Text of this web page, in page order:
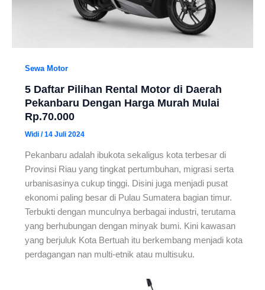
Sewa Motor
5 Daftar Pilihan Rental Motor di Daerah
Pekanbaru Dengan Harga Murah Mulai
Rp.70.000
Widi /14 Juli 2024
Pekanbaru adalah ibukota sekaligus kota terbesar di
Provinsi Riau yang tingkat pertumbuhan, migrasi serta
urbanisasinya cukup tinggi. Disini juga menjadi pusat
ekonomi paling besar di Pulau Sumatera bagian timur.
Terbukti dengan munculnya berbagai industri, terutama
yang berhubungan dengan minyak bumi. Kini kawasan
yang berjuluk Kota Bertuah itu berkembang menjadi kota
perdagangan nan multi-etnik atau multisuku.